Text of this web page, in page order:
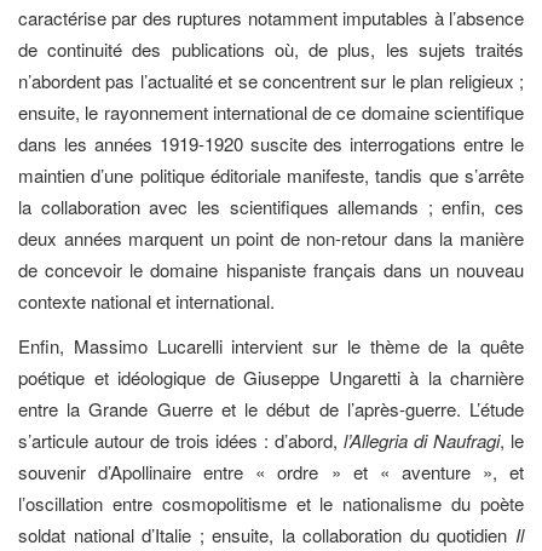
caractérise par des ruptures notamment imputables à l’absence
de continuité des publications où, de plus, les sujets traités
n’abordent pas l’actualité et se concentrent sur le plan religieux ;
ensuite, le rayonnement international de ce domaine scientifique
dans les années 1919-1920 suscite des interrogations entre le
maintien d’une politique éditoriale manifeste, tandis que s’arrête
la collaboration avec les scientifiques allemands ; enfin, ces
deux années marquent un point de non-retour dans la manière
de concevoir le domaine hispaniste français dans un nouveau
contexte national et international.
Enfin, Massimo Lucarelli intervient sur le thème de la quête
poétique et idéologique de Giuseppe Ungaretti à la charnière
entre la Grande Guerre et le début de l’après-guerre. L’étude
s’articule autour de trois idées : d’abord, l’Allegria di Naufragi, le
souvenir d’Apollinaire entre « ordre » et « aventure », et
l’oscillation entre cosmopolitisme et le nationalisme du poète
soldat national d’Italie ; ensuite, la collaboration du quotidien Il